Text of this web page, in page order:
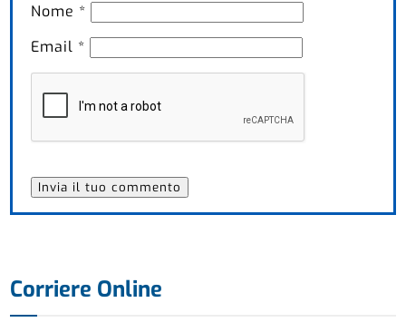
Nome *
Email *
Corriere Online